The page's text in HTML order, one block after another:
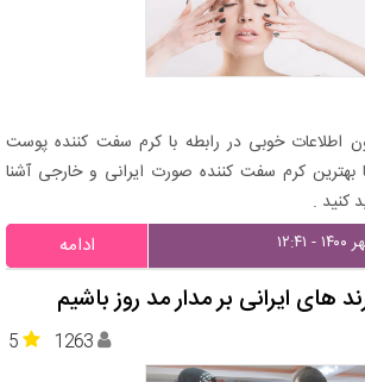
اطلاعات خوبی در رابطه با کرم سفت کننده پوست
کرم سفت کننده صورت ایرانی و خارجی آشنا
کنید .
ادامه
های ایرانی بر مدار مد روز باشیم
5 1263